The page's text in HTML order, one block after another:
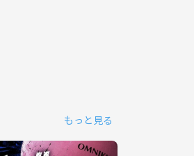
もっと見る